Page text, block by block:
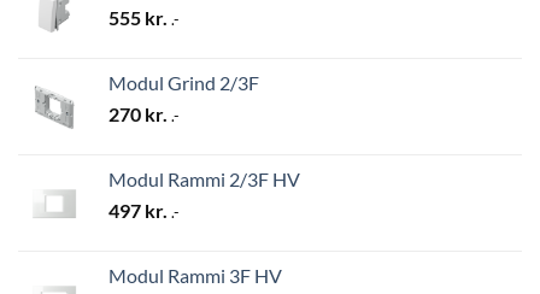
555 kr. .-
Modul Grind 2/3F
270 kr. .-
Modul Rammi 2/3F HV
497 kr. .-
Modul Rammi 3F HV